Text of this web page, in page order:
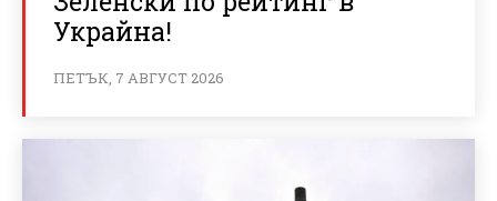
Украйна!
ПЕТЪК, 7 АВГУСТ 2026